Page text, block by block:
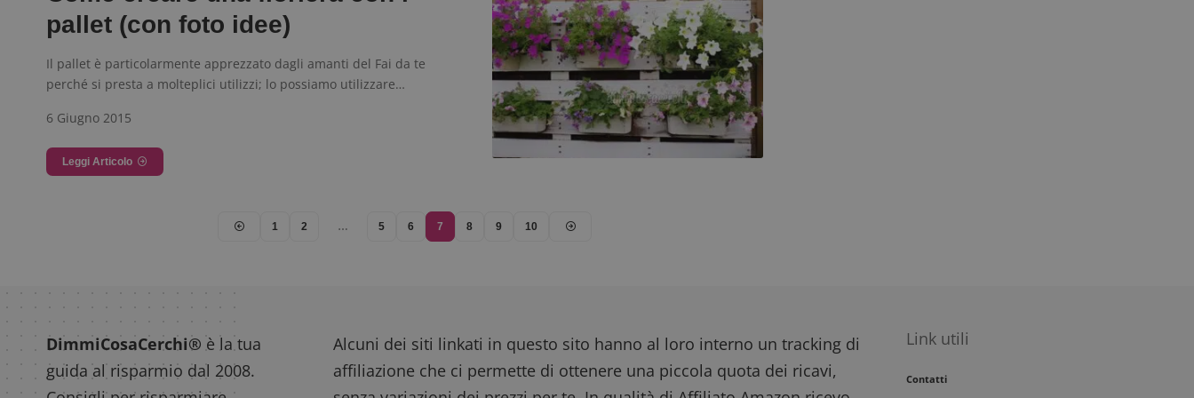
pallet (con foto idee)
Il pallet è particolarmente apprezzato dagli amanti del Fai da te
perché si presta a molteplici utilizzi; lo possiamo utilizzare…
6 Giugno 2015
Leggi Articolo
1 2 … 5 6 7 8 9 10
DimmiCosaCerchi® è la tua
guida al risparmio dal 2008.
Alcuni dei siti linkati in questo sito hanno al loro interno un tracking di
affiliazione che ci permette di ottenere una piccola quota dei ricavi,
Link utili
Contatti
del sito.
5 mesi 4
settimane
Questo cookie viene utilizzato per registrare l'impegno dell'utente
e l'interazione con il sito web, contribuendo a migliorare
l'esperienza dell'utente e analizzare le prestazioni del sito.